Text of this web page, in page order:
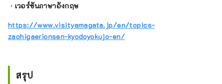
・เวอร์ชันภาษาอังกฤษ
https://www.visityamagata.jp/en/topics-
zaohigaerionsen-kyodoyokujo-en/
สรุป